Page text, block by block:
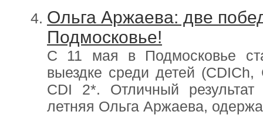
Ольга Аржаева: две
Подмосковье!
С 11 мая в Подмосковье
выездке среди детей
CDI 2*. Отличный
летняя Ольга Аржаева,